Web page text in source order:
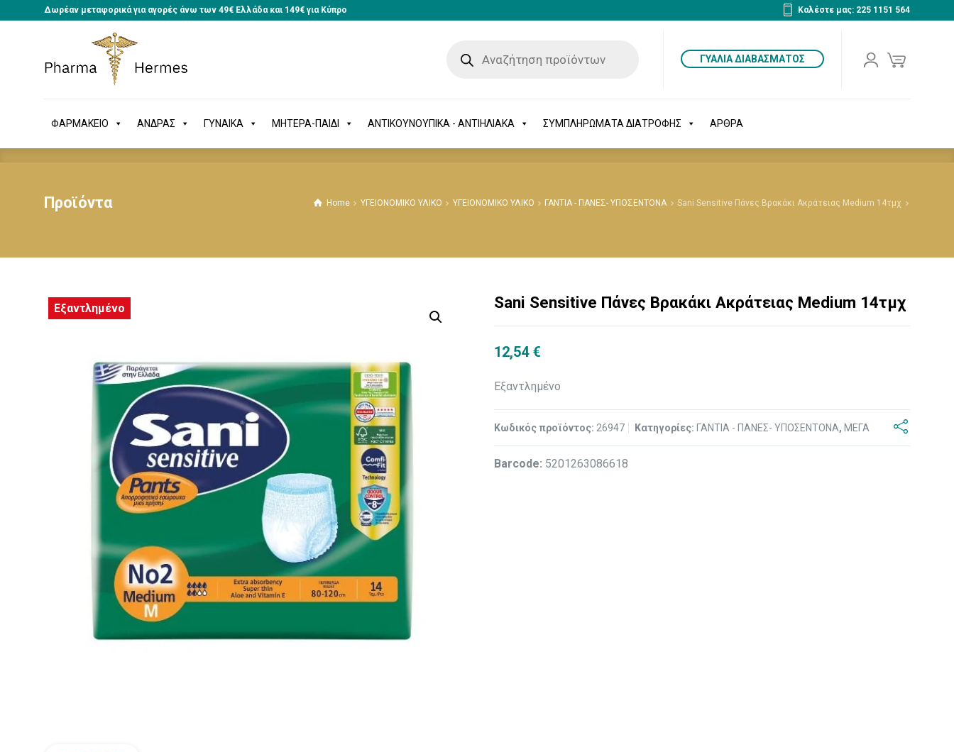
Δωρέαν μεταφορικά για αγορές άνω των 49€ Ελλάδα και 149€ για Κύπρο Καλέστε μας: 225 1151 564
ΓΥΑΛΙΑ ΔΙΑΒΑΣΜΑΤΟΣ
ΦΑΡΜΑΚΕΙΟ ΑΝΔΡΑΣ ΓΥΝΑΙΚΑ ΜΗΤΕΡΑ-ΠΑΙΔΙ ΑΝΤΙΚΟΥΝΟΥΠΙΚΑ - ΑΝΤΙΗΛΙΑΚΑ ΣΥΜΠΛΗΡΩΜΑΤΑ ΔΙΑΤΡΟΦΗΣ ΑΡΘΡΑ
ΦΑΡΜΑΚΕΙΟ ΑΝΔΡΑΣ ΓΥΝΑΙΚΑ ΜΗΤΕΡΑ-ΠΑΙΔΙ ΑΝΤΙΚΟΥΝΟΥΠΙΚΑ - ΑΝΤΙΗΛΙΑΚΑ ΣΥΜΠΛΗΡΩΜΑΤΑ ΔΙΑΤΡΟΦΗΣ ΑΡΘΡΑ
Προϊόντα Home ΥΓΕΙΟΝΟΜΙΚΟ ΥΛΙΚΟ ΥΓΕΙΟΝΟΜΙΚΟ ΥΛΙΚΟ ΓΑΝΤΙΑ - ΠΑΝΕΣ- ΥΠΟΣΕΝΤΟΝΑ Sani Sensitive Πάνες Βρακάκι Ακράτειας Medium 14τμχ
Εξαντλημένο Sani Sensitive Πάνες Βρακάκι Ακράτειας Medium 14τμχ
12,54 €
Εξαντλημένο
Κωδικός προϊόντος: 26947 Κατηγορίες: ΓΑΝΤΙΑ - ΠΑΝΕΣ- ΥΠΟΣΕΝΤΟΝΑ, ΜΕΓΑ
Βarcode: 5201263086618